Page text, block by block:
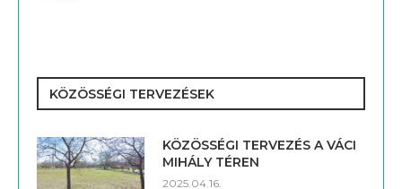
KÖZÖSSÉGI TERVEZÉSEK
KÖZÖSSÉGI TERVEZÉS A VÁCI
MIHÁLY TÉREN
2025.04.16.